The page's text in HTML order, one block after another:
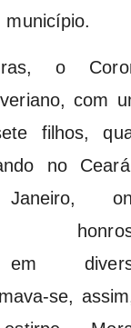
o
com
filhos,
no
em
se,